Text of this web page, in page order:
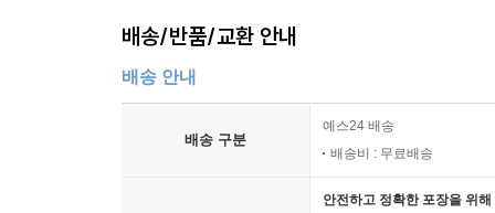
배송/반품/교환 안내
배송 안내
배송 구분
예스24 배송
배송비 : 무료배송
안전하고 정확한 포장을 위